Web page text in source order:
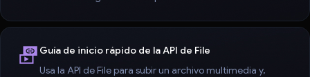
Guía de inicio rápido de la API de File
Usa la API de File para subir un archivo multimedia y,